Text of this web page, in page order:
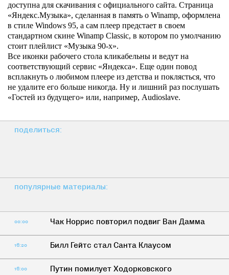
доступна для скачивания с официального сайта. Страница
«Яндекс.Музыка», сделанная в память о Winamp, оформлена
в стиле Windows 95, а сам плеер предстает в своем
стандартном скине Winamp Classic, в котором по умолчанию
стоит плейлист «Музыка 90-х».
Все иконки рабочего стола кликабельны и ведут на
соответствующий сервис «Яндекса». Еще один повод
всплакнуть о любимом плеере из детства и поклясться, что
не удалите его больше никогда. Ну и лишний раз послушать
«Гостей из будущего» или, например, Audioslave.
поделиться:
популярные материалы:
00:00 Чак Норрис повторил подвиг Ван Дамма
16:20 Билл Гейтс стал Санта Клаусом
16:00 Путин помилует Ходорковского